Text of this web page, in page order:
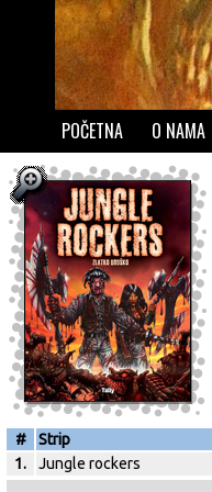
POČETNA O NAMA
# Strip
1.
Jungle rockers